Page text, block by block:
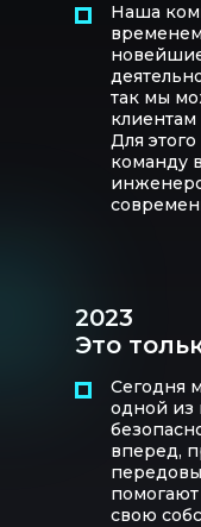
Наша
так мы
клиентам
Для
команду
2023
Это
Сегодня
одной из
вперед,
свою